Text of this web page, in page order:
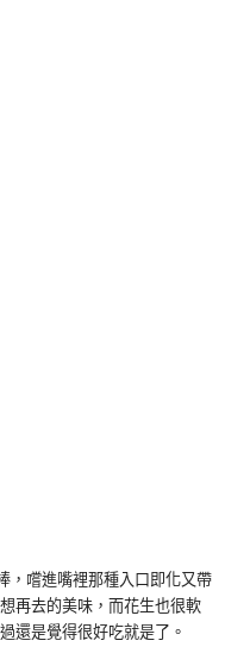
，嚐進嘴裡那種入口即化又帶
再去的美味，而花生也很軟
還是覺得很好吃就是了。